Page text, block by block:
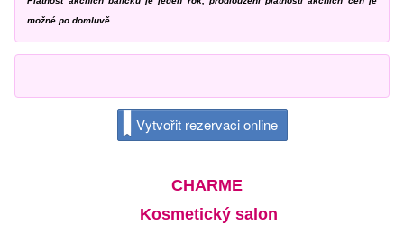
možné po domluvě.
Vytvořit rezervaci online
CHARME
Kosmetický salon